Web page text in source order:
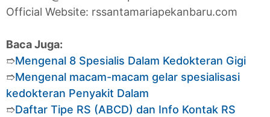
Official Website: rssantamariapekanbaru.com
Baca Juga:
➱Mengenal 8 Spesialis Dalam Kedokteran Gigi
➱Mengenal macam-macam gelar spesialisasi
kedokteran Penyakit Dalam
➱Daftar Tipe RS (ABCD) dan Info Kontak RS